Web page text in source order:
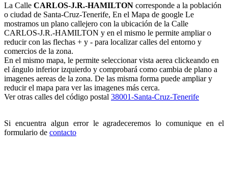
La Calle CARLOS-J.R.-HAMILTON corresponde a la población
o ciudad de Santa-Cruz-Tenerife, En el Mapa de google Le
mostramos un plano callejero con la ubicación de la Calle
CARLOS-J.R.-HAMILTON y en el mismo le permite ampliar o
reducir con las flechas + y - para localizar calles del entorno y
comercios de la zona.
En el mismo mapa, le permite seleccionar vista aerea clickeando en
el ángulo inferior izquierdo y comprobará como cambia de plano a
imagenes aereas de la zona. De las misma forma puede ampliar y
reducir el mapa para ver las imagenes más cerca.
Ver otras calles del código postal 38001-Santa-Cruz-Tenerife
Si encuentra algun error le agradeceremos lo comunique en el
formulario de contacto